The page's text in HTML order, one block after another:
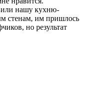
нашу кухню-
стенам, им пришлось
но результат